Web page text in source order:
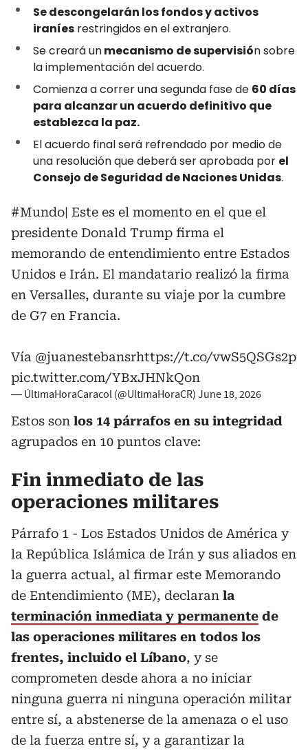
Se descongelarán los fondos y activos
iraníes restringidos en el extranjero.
Se creará unmecanismo de supervisión sobre
la implementación del acuerdo.
Comienza a correr una segunda fase de 60 días
para alcanzar un acuerdo definitivo que
establezca la paz.
El acuerdo final será refrendado por medio de
una resolución que deberá ser aprobada por el
Consejo de Seguridad de Naciones Unidas.
#Mundo| Este es el momento en el que el
presidente Donald Trump firma el
memorando de entendimiento entre Estados
Unidos e Irán. El mandatario realizó la firma
en Versalles, durante su viaje por la cumbre
de G7 en Francia.
Vía @juanestebansrhttps://t.co/vwS5QSGs2p
pic.twitter.com/YBxJHNkQon
— ÚltimaHoraCaracol (@UltimaHoraCR) June 18, 2026
Estos son los 14 párrafos en su integridad
agrupados en 10 puntos clave:
Fin inmediato de las
operaciones militares
Párrafo 1 - Los Estados Unidos de América y
la República Islámica de Irán y sus aliados en
la guerra actual, al firmar este Memorando
de Entendimiento (ME), declaran la
terminación inmediata y permanente de
las operaciones militares en todos los
frentes, incluido el Líbano, y se
comprometen desde ahora a no iniciar
ninguna guerra ni ninguna operación militar
entre sí, a abstenerse de la amenaza o el uso
de la fuerza entre sí, y a garantizar la